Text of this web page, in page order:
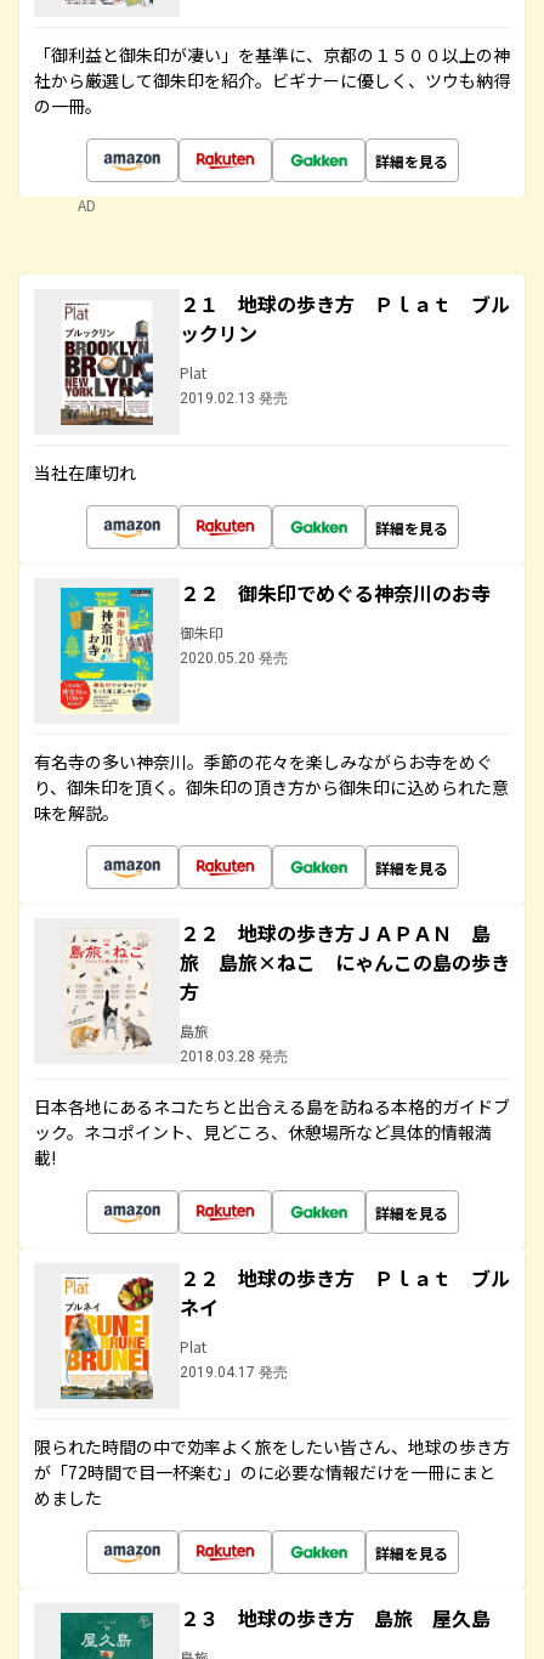
「御利益と御朱印が凄い」を基準に、京都の１５００以上の神
社から厳選して御朱印を紹介。ビギナーに優しく、ツウも納得
の一冊。
詳細を見る
AD
２１ 地球の歩き方 Ｐｌａｔ ブル
ックリン
Plat
2019.02.13 発売
当社在庫切れ
詳細を見る
２２ 御朱印でめぐる神奈川のお寺
御朱印
2020.05.20 発売
有名寺の多い神奈川。季節の花々を楽しみながらお寺をめぐ
り、御朱印を頂く。御朱印の頂き方から御朱印に込められた意
味を解説。
詳細を見る
２２ 地球の歩き方ＪＡＰＡＮ 島
旅 島旅×ねこ にゃんこの島の歩き
方
島旅
2018.03.28 発売
日本各地にあるネコたちと出合える島を訪ねる本格的ガイドブ
ック。ネコポイント、見どころ、休憩場所など具体的情報満
載!
詳細を見る
２２ 地球の歩き方 Ｐｌａｔ ブル
ネイ
Plat
2019.04.17 発売
限られた時間の中で効率よく旅をしたい皆さん、地球の歩き方
が「72時間で目一杯楽む」のに必要な情報だけを一冊にまと
めました
詳細を見る
２３ 地球の歩き方 島旅 屋久島